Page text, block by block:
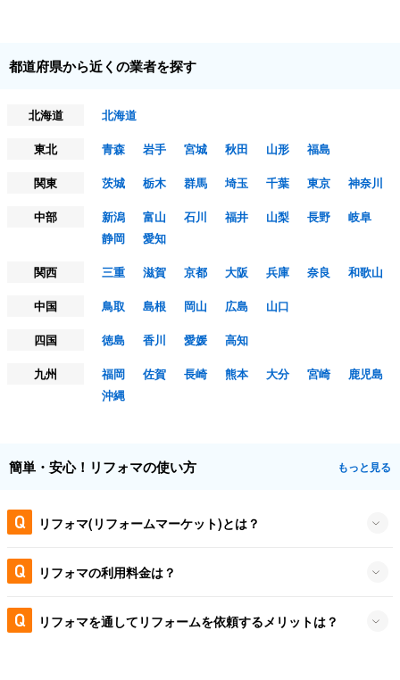
都道府県から近くの業者を探す
北海道
北海道
東北
青森 岩手 宮城 秋田 山形
福島
関東
茨城 栃木 群馬 埼玉 千葉 東京
神奈川
中部
新潟 富山 石川 福井 山梨 長野
岐阜
静岡
愛知
関西
三重 滋賀 京都 大阪 兵庫 奈良
和歌山
中国
鳥取 島根 岡山 広島
山口
四国
徳島 香川 愛媛
高知
九州
福岡 佐賀 長崎 熊本 大分 宮崎
鹿児島
沖縄
簡単・安心！リフォマの使い方 もっと見る
リフォマ(リフォームマーケット)とは？
リフォマの利用料金は？
リフォマを通してリフォームを依頼するメリットは？